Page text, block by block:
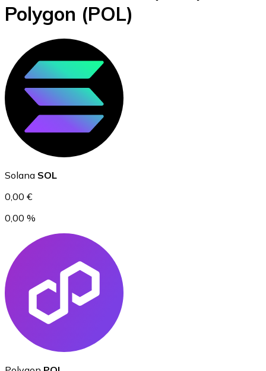
BTC
Ethereum
ETH
USD Coin
USDC
Polygon (POL)
Solana SOL
0,00 €
0,00 %